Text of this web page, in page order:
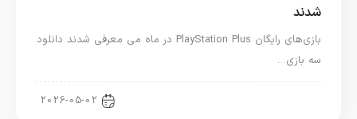
شدند
بازی‌های رایگان PlayStation Plus در ماه می معرفی شدند دانلود
سه بازی…
2026-05-02